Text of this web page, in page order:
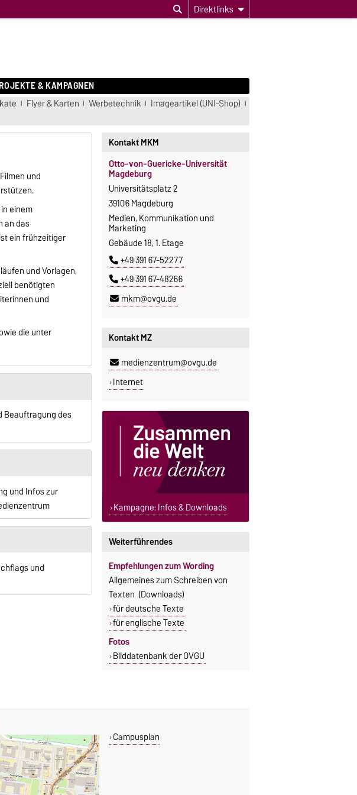
Direktlinks
& KAMPAGNEN
Flyer & Karten Werbetechnik
Imageartikel (UNI-Shop)
und
einem
an das
ein frühzeitiger
und Vorlagen,
benötigten
und
die unter
Beauftragung des
und Infos zur
und
Weiterführendes
Empfehlungen zum Wording
Allgemeines zum Schreiben von
Texten (Downloads)
für deutsche Texte
für englische Texte
Fotos
Bilddatenbank der OVGU
Kontakt MKM
Otto-von-Guericke-Universität
Magdeburg
Universitätsplatz 2
39106 Magdeburg
Medien, Kommunikation und
Marketing
Gebäude 18, 1. Etage
+49 391 67-52277
+49 391 67-48266
mkm@ovgu.de
Kampagne: Infos & Downloads
Kontakt MZ
medienzentrum@ovgu.de
Internet
Campusplan